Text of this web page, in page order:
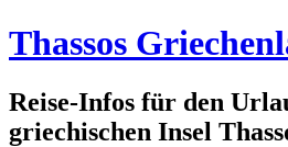
Zum
Inhalt
Thassos
Reise-Infos für den
griechischen Insel